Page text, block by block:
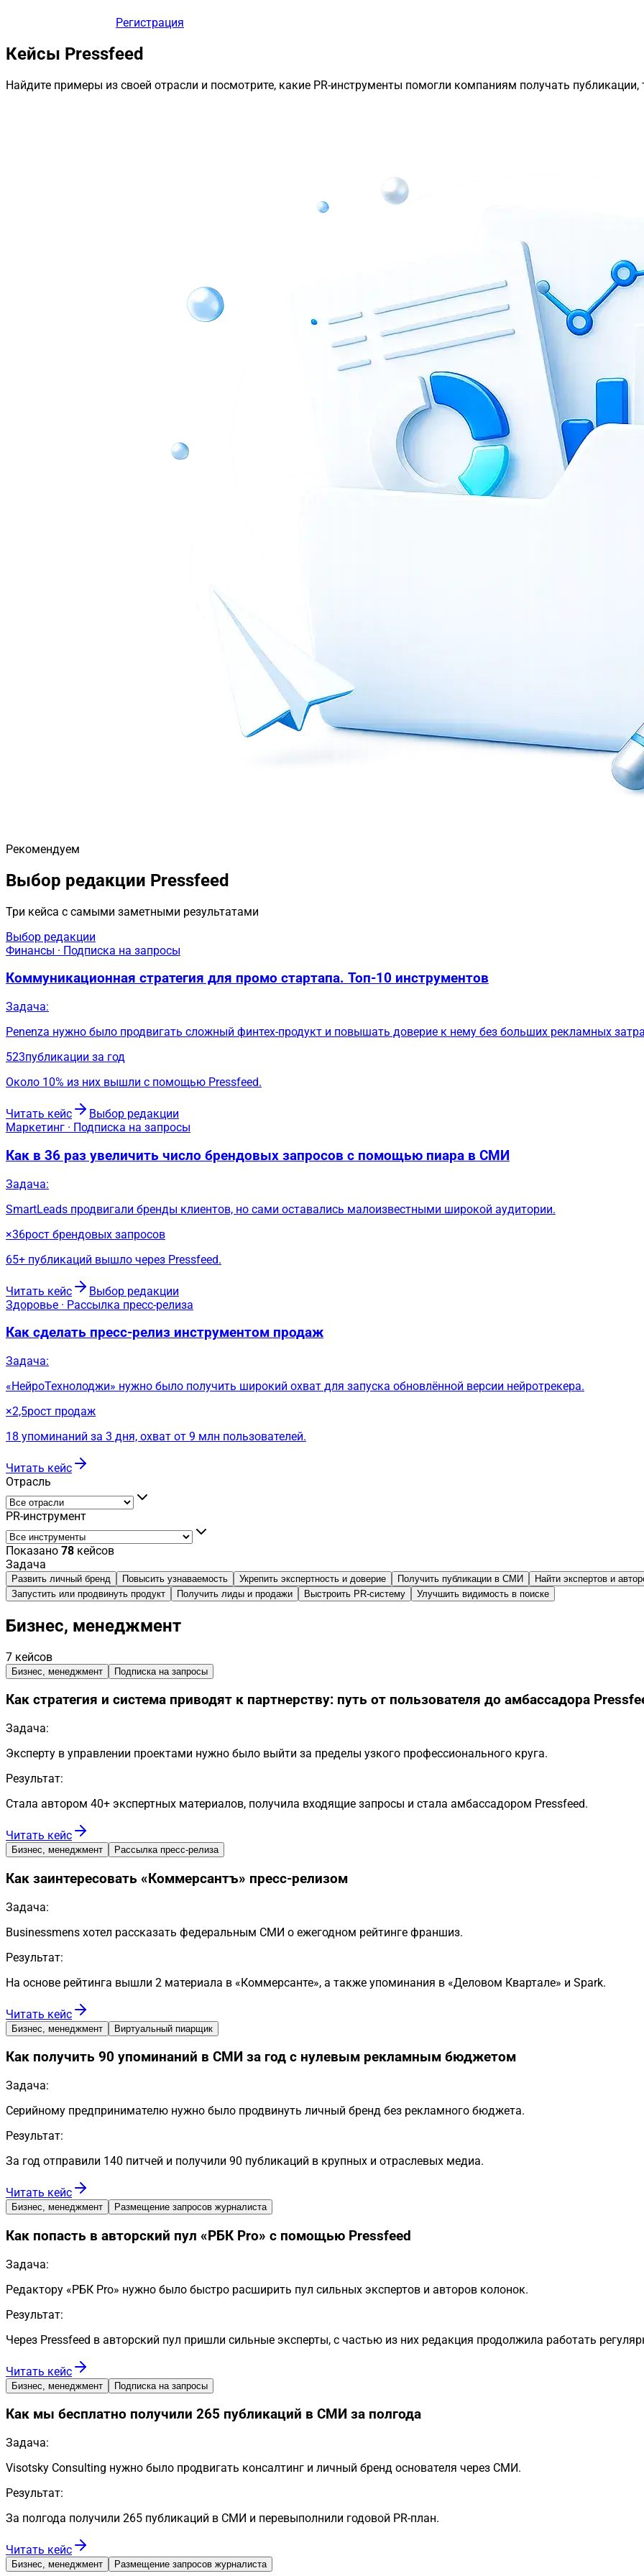
Регистрация
Кейсы Pressfeed
Найдите примеры из своей отрасли и посмотрите, какие PR-инструменты помогли компаниям получать
Рекомендуем
Выбор редакции Pressfeed
Три кейса с самыми заметными результатами
Выбор редакции
Финансы · Подписка на запросы
Коммуникационная стратегия для промо стартапа. Топ-10 инструментов
Задача:
Penenza нужно было продвигать сложный финтех-продукт и повышать доверие к нему без больших рекламных
523публикации за год
Около 10% из них вышли с помощью Pressfeed.
Читать кейс
Выбор редакции
Маркетинг · Подписка на запросы
Как в 36 раз увеличить число брендовых запросов с помощью пиара в СМИ
Задача:
SmartLeads продвигали бренды клиентов, но сами оставались малоизвестными широкой аудитории.
×36рост брендовых запросов
65+ публикаций вышло через Pressfeed.
Читать кейс
Выбор редакции
Здоровье · Рассылка пресс-релиза
Как сделать пресс-релиз инструментом продаж
Задача:
«НейроТехнолоджи» нужно было получить широкий охват для запуска обновлённой версии нейротрекера.
×2,5рост продаж
18 упоминаний за 3 дня, охват от 9 млн пользователей.
Читать кейс
Отрасль
PR-инструмент
Показано 78 кейсов
Задача
Развить личный бренд Повысить узнаваемость Укрепить экспертность и доверие Получить публикации в СМИ
Найти экспертов и
Запустить или продвинуть продукт
Получить лиды и продажи Выстроить PR-систему Улучшить видимость в поиске
Бизнес, менеджмент
7 кейсов
Бизнес, менеджмент Подписка на запросы
Как стратегия и система приводят к партнерству: путь от пользователя до амбассадора
Задача:
Эксперту в управлении проектами нужно было выйти за пределы узкого профессионального круга.
Результат:
Стала автором 40+ экспертных материалов, получила входящие запросы и стала амбассадором Pressfeed.
Читать кейс
Бизнес, менеджмент Рассылка пресс-релиза
Как заинтересовать «Коммерсантъ» пресс-релизом
Задача:
Businessmens хотел рассказать федеральным СМИ о ежегодном рейтинге франшиз.
Результат:
На основе рейтинга вышли 2 материала в «Коммерсанте», а также упоминания в «Деловом Квартале» и Spark.
Читать кейс
Бизнес, менеджмент Виртуальный пиарщик
Как получить 90 упоминаний в СМИ за год с нулевым рекламным бюджетом
Задача:
Серийному предпринимателю нужно было продвинуть личный бренд без рекламного бюджета.
Результат:
За год отправили 140 питчей и получили 90 публикаций в крупных и отраслевых медиа.
Читать кейс
Бизнес, менеджмент Размещение запросов журналиста
Как попасть в авторский пул «РБК Pro» с помощью Pressfeed
Задача:
Редактору «РБК Pro» нужно было быстро расширить пул сильных экспертов и авторов колонок.
Результат:
Через Pressfeed в авторский пул пришли сильные эксперты, с частью из них редакция продолжила работать
Читать кейс
Бизнес, менеджмент Подписка на запросы
Как мы бесплатно получили 265 публикаций в СМИ за полгода
Задача:
Visotsky Consulting нужно было продвигать консалтинг и личный бренд основателя через СМИ.
Результат:
За полгода получили 265 публикаций в СМИ и перевыполнили годовой PR-план.
Читать кейс
Бизнес, менеджмент Размещение запросов журналиста